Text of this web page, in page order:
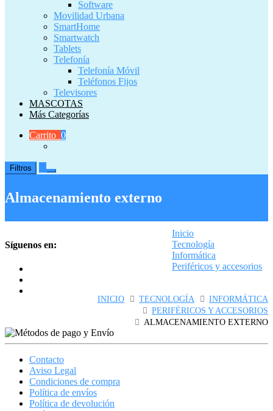
Software
Movilidad Urbana
SmartHome
Smartwatch
Tablets
Telefonía
Telefonía Móvil
Teléfonos Fijos
Televisores
MASCOTAS
Más Categorías
Carrito 0
Filtros
Almacenamiento externo
Inicio
Tecnología
Informática
Periféricos y accesorios
INICIO TECNOLOGÍA
INFORMÁTICA
PERIFÉRICOS Y ACCESORIOS
ALMACENAMIENTO EXTERNO
Síguenos en:
Contacto
Aviso Legal
Condiciones de compra
Política de envíos
Política de devolución